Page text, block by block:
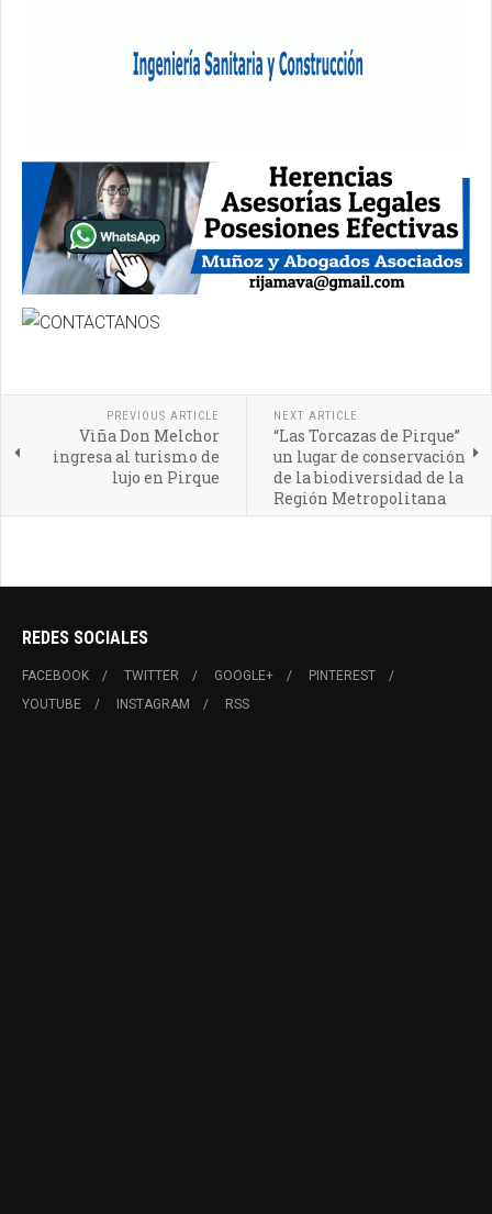
PREVIOUS ARTICLE
Viña Don Melchor
ingresa al turismo de
lujo en Pirque
NEXT ARTICLE
“Las Torcazas de Pirque”
un lugar de conservación
de la biodiversidad de la
Región Metropolitana
REDES SOCIALES
FACEBOOK TWITTER GOOGLE+
PINTEREST
YOUTUBE
INSTAGRAM RSS